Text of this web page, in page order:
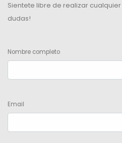
Sientete libre de realizar
dudas!
Nombre completo
Email